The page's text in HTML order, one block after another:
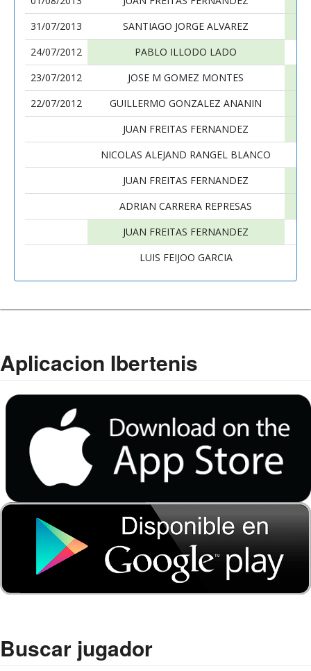
31/07/2013
SANTIAGO JORGE ALVAREZ
24/07/2012
PABLO ILLODO LADO
23/07/2012
JOSE M GOMEZ MONTES
22/07/2012
GUILLERMO GONZALEZ ANANIN
JUAN FREITAS FERNANDEZ
NICOLAS ALEJAND RANGEL BLANCO
JUAN FREITAS FERNANDEZ
ADRIAN CARRERA REPRESAS
JUAN FREITAS FERNANDEZ
LUIS FEIJOO GARCIA
Aplicacion Ibertenis
Buscar jugador